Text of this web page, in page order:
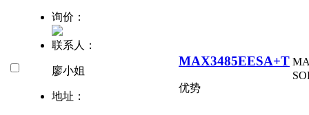
询价：
联系人：
廖小姐
地址：
MAX3485EESA+T
优势